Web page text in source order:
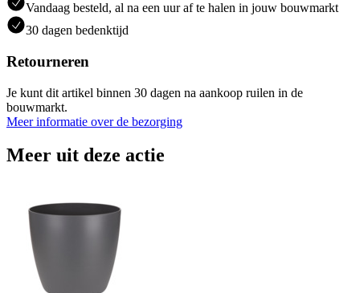
Vandaag besteld, al na een uur af te halen in jouw bouwmarkt
30 dagen bedenktijd
Retourneren
Je kunt dit artikel binnen 30 dagen na aankoop ruilen in de
bouwmarkt.
Meer informatie over de bezorging
Meer uit deze actie